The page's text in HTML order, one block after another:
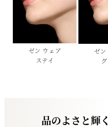
ゼン ウェア
ステイ
ゼン
品のよさと輝